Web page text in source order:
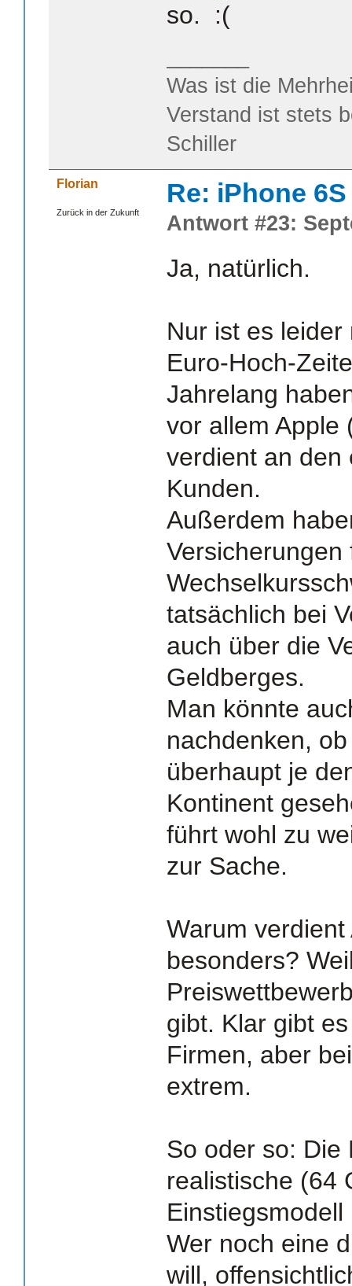
so.
Was ist die
Verstand ist stets
Schiller
Florian
Zurück in der Zukunft
Re: iPhone
Antwort #23:
Ja, natürlich.
Nur ist es
Euro-Hoch-
Jahrelang
vor allem Apple
verdient an den
Kunden.
Außerdem
Versicherungen
tatsächlich bei
auch über die
Geldberges.
Man könnte
nachdenken,
überhaupt je
Kontinent
führt wohl zu
zur Sache.
Warum verdient
besonders?
gibt. Klar gibt
Firmen, aber
extrem.
So oder so: Die
realistische (64
Wer noch eine
will,